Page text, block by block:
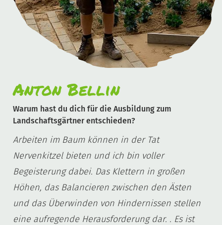
Anton Bellin
Warum hast du dich für die Ausbildung zum
Landschaftsgärtner entschieden?
Arbeiten im Baum können in der Tat
Nervenkitzel bieten und ich bin voller
Begeisterung dabei. Das Klettern in großen
Höhen, das Balancieren zwischen den Ästen
und das Überwinden von Hindernissen stellen
eine aufregende Herausforderung dar. . Es ist